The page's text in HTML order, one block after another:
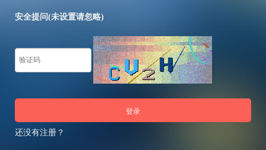
安全提问(未设置请忽略)
登录
还没有注册？